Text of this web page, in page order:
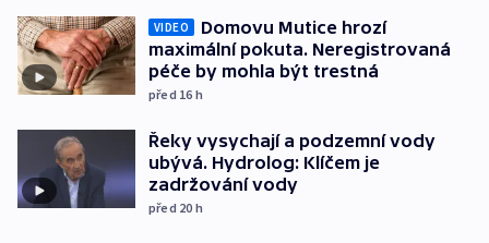
VIDEO
Domovu Mutice hrozí
maximální pokuta. Neregistrovaná
péče by mohla být trestná
před 16 h
Řeky vysychají a podzemní vody
ubývá. Hydrolog: Klíčem je
zadržování vody
před 20 h